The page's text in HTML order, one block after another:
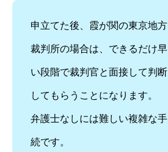
申立てた後、霞が関の東京地方
裁判所の場合は、できるだけ早
い段階で裁判官と面接して判断
してもらうことになります。
弁護士なしには難しい複雑な手
続です。